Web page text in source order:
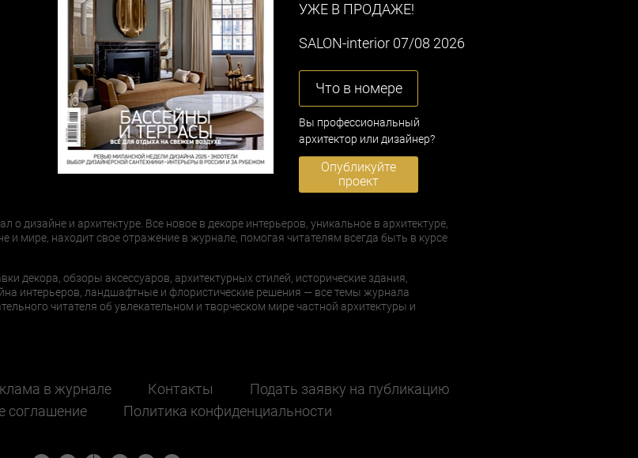
УЖЕ В ПРОДАЖЕ!
SALON-interior 07/08 2026
Что в номере
Вы профессиональный
архитектор или дизайнер?
Опубликуйте
проект
дизайне и архитектуре. Все новое в декоре интерьеров, уникальное в архитектуре,
и мире, находит свое отражение в журнале, помогая читателям всегда быть в курсе
декора, обзоры аксессуаров, архитектурных стилей, исторические здания,
интерьеров, ландшафтные и флористические решения — все темы журнала
читателя об увлекательном и творческом мире частной архитектуры и
в журнале Контакты
Подать заявку на публикацию
соглашение
Политика конфиденциальности